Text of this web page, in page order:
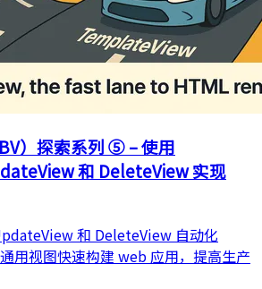
）探索系列 ⑤ – 使用
和 DeleteView 实现
和 DeleteView 自动化
用视图快速构建 web 应用，提高生产